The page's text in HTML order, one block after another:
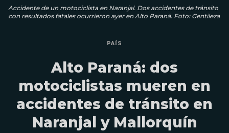
Accidente de un motociclista en Naranjal. Dos accidentes de tránsito
con resultados fatales ocurrieron ayer en Alto Paraná. Foto: Gentileza
PAÍS
Alto Paraná: dos
motociclistas mueren en
accidentes de tránsito en
Naranjal y Mallorquín